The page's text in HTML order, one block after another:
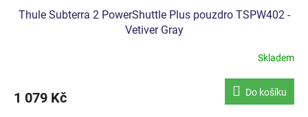
Thule Subterra 2 PowerShuttle Plus pouzdro TSPW402 -
Vetiver Gray
Skladem
1 079 Kč Do košíku